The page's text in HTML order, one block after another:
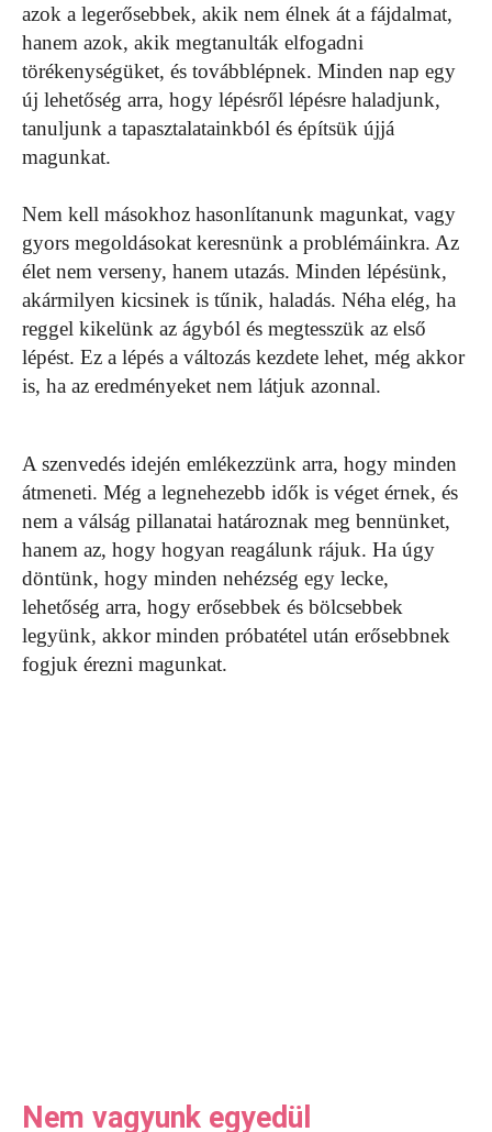
azok a legerősebbek, akik nem élnek át a fájdalmat,
hanem azok, akik megtanulták elfogadni
törékenységüket, és továbblépnek. Minden nap egy
új lehetőség arra, hogy lépésről lépésre haladjunk,
tanuljunk a tapasztalatainkból és építsük újjá
magunkat.
Nem kell másokhoz hasonlítanunk magunkat, vagy
gyors megoldásokat keresnünk a problémáinkra. Az
élet nem verseny, hanem utazás. Minden lépésünk,
akármilyen kicsinek is tűnik, haladás. Néha elég, ha
reggel kikelünk az ágyból és megtesszük az első
lépést. Ez a lépés a változás kezdete lehet, még akkor
is, ha az eredményeket nem látjuk azonnal.
A szenvedés idején emlékezzünk arra, hogy minden
átmeneti. Még a legnehezebb idők is véget érnek, és
nem a válság pillanatai határoznak meg bennünket,
hanem az, hogy hogyan reagálunk rájuk. Ha úgy
döntünk, hogy minden nehézség egy lecke,
lehetőség arra, hogy erősebbek és bölcsebbek
legyünk, akkor minden próbatétel után erősebbnek
fogjuk érezni magunkat.
Nem vagyunk egyedül